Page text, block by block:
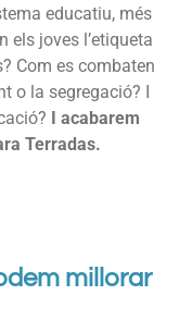
educatiu, més
els joves l’etiqueta
Com es combaten
o la segregació? I
I acabarem
Terradas.
millorar